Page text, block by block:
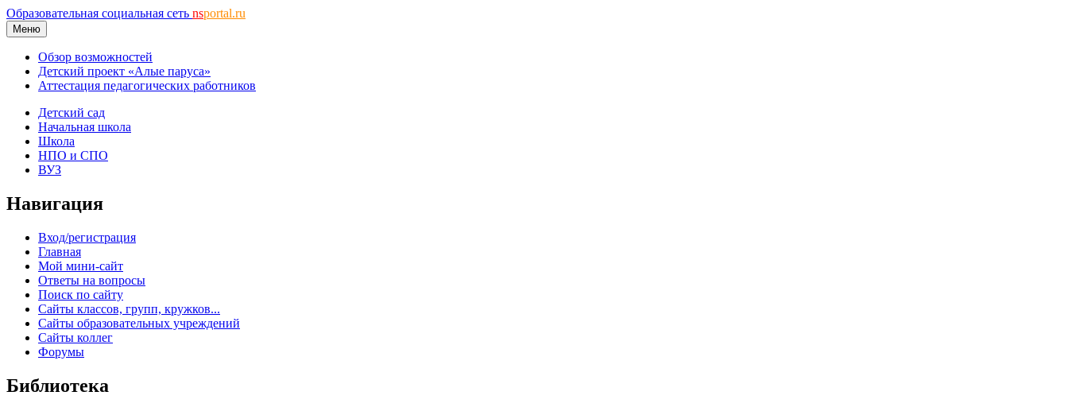
Образовательная социальная сеть nsportal.ru
Меню
Обзор возможностей
Детский проект «Алые паруса»
Аттестация педагогических работников
Детский сад
Начальная школа
Школа
НПО и СПО
ВУЗ
Навигация
Вход/регистрация
Главная
Мой мини-сайт
Ответы на вопросы
Поиск по сайту
Сайты классов, групп, кружков...
Сайты образовательных учреждений
Сайты коллег
Форумы
Библиотека